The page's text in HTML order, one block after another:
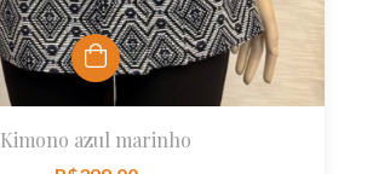
Kimono azul marinho